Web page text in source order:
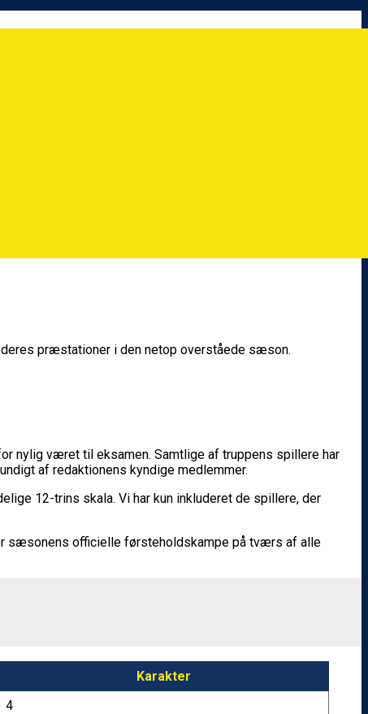
præstationer i den netop overståede sæson.
nylig været til eksamen. Samtlige af truppens spillere har
af redaktionens kyndige medlemmer.
12-trins skala. Vi har kun inkluderet de spillere, der
sæsonens officielle førsteholdskampe på tværs af alle
Karakter
4